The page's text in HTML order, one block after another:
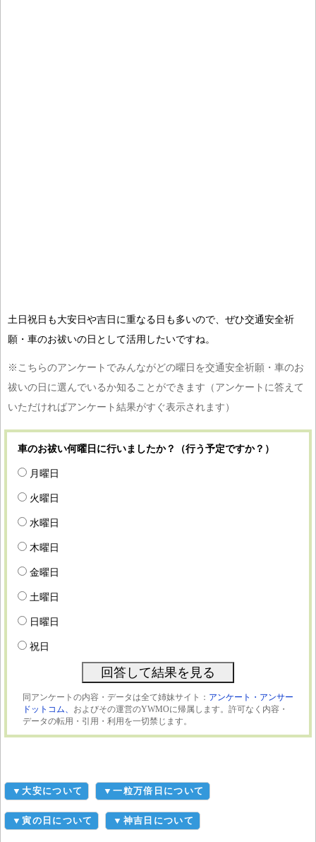
土日祝日も大安日や吉日に重なる日も多いので、ぜひ交通安全祈
願・車のお祓いの日として活用したいですね。
※こちらのアンケートでみんながどの曜日を交通安全祈願・車のお
祓いの日に選んでいるか知ることができます（アンケートに答えて
いただければアンケート結果がすぐ表示されます）
車のお祓い何曜日に行いましたか？（行う予定ですか？）
月曜日
火曜日
水曜日
木曜日
金曜日
土曜日
日曜日
祝日
同アンケートの内容・データは全て姉妹サイト： アンケート・アンサー
ドットコム、 およびその運営のYWMOに帰属します。許可なく内容・
データの転用・引用・利用を一切禁じます。
▼大安について ▼一粒万倍日について
▼寅の日について ▼神吉日について